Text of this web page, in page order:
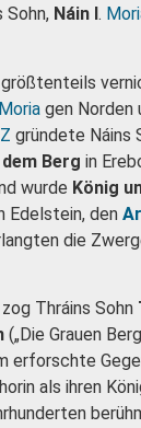
Sohn, Náin I .
Moria gen Norden
gründete Náins
Berg in
wurde König
Edelstein, den
die
zog Thráins Sohn
(„Die Grauen
erforschte
als ihren